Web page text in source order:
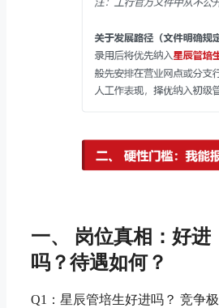
一、 岗位真相：好进
吗？待遇如何？
Q1：星辰管培生好进吗？ 竞争极